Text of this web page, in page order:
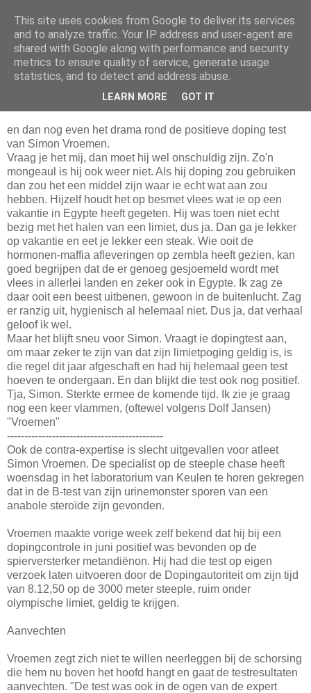
Da_Blog
You don't put a bumpersticker on a Bentley
donderdag, juli 17, 2008
en dan nog even het drama rond de positieve doping test
van Simon Vroemen.
Vraag je het mij, dan moet hij wel onschuldig zijn. Zo'n
mongeaul is hij ook weer niet. Als hij doping zou gebruiken
dan zou het een middel zijn waar ie echt wat aan zou
hebben. Hijzelf houdt het op besmet vlees wat ie op een
vakantie in Egypte heeft gegeten. Hij was toen niet echt
bezig met het halen van een limiet, dus ja. Dan ga je lekker
op vakantie en eet je lekker een steak. Wie ooit de
hormonen-maffia afleveringen op zembla heeft gezien, kan
goed begrijpen dat de er genoeg gesjoemeld wordt met
vlees in allerlei landen en zeker ook in Egypte. Ik zag ze
daar ooit een beest uitbenen, gewoon in de buitenlucht. Zag
er ranzig uit, hygienisch al helemaal niet. Dus ja, dat verhaal
geloof ik wel.
Maar het blijft sneu voor Simon. Vraagt ie dopingtest aan,
om maar zeker te zijn van dat zijn limietpoging geldig is, is
die regel dit jaar afgeschaft en had hij helemaal geen test
hoeven te ondergaan. En dan blijkt die test ook nog positief.
Tja, Simon. Sterkte ermee de komende tijd. Ik zie je graag
nog een keer vlammen, (oftewel volgens Dolf Jansen)
"Vroemen"
---------------------------------------------
Ook de contra-expertise is slecht uitgevallen voor atleet
Simon Vroemen. De specialist op de steeple chase heeft
woensdag in het laboratorium van Keulen te horen gekregen
dat in de B-test van zijn urinemonster sporen van een
anabole steroïde zijn gevonden.
Vroemen maakte vorige week zelf bekend dat hij bij een
dopingcontrole in juni positief was bevonden op de
spierversterker metandiënon. Hij had die test op eigen
verzoek laten uitvoeren door de Dopingautoriteit om zijn tijd
van 8.12,50 op de 3000 meter steeple, ruim onder
olympische limiet, geldig te krijgen.
Aanvechten
Vroemen zegt zich niet te willen neerleggen bij de schorsing
die hem nu boven het hoofd hangt en gaat de testresultaten
aanvechten. "De test was ook in de ogen van de expert
This site uses cookies from Google to deliver its services
and to analyze traffic. Your IP address and user-agent are
shared with Google along with performance and security
metrics to ensure quality of service, generate usage
statistics, and to detect and address abuse.
LEARN MORE GOT IT